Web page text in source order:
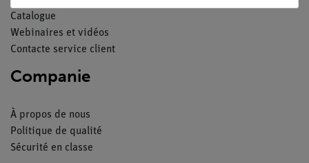
Catalogue
Webinaires et vidéos
Contacte service client
Companie
À propos de nous
Politique de qualité
Sécurité en classe